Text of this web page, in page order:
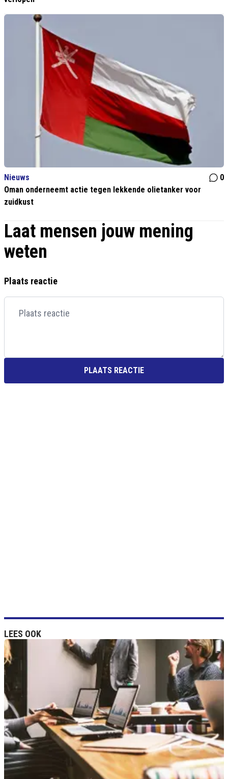
Nieuws
0
Oman onderneemt actie tegen lekkende olietanker voor
zuidkust
Laat mensen jouw mening
weten
Plaats reactie
PLAATS REACTIE
LEES OOK